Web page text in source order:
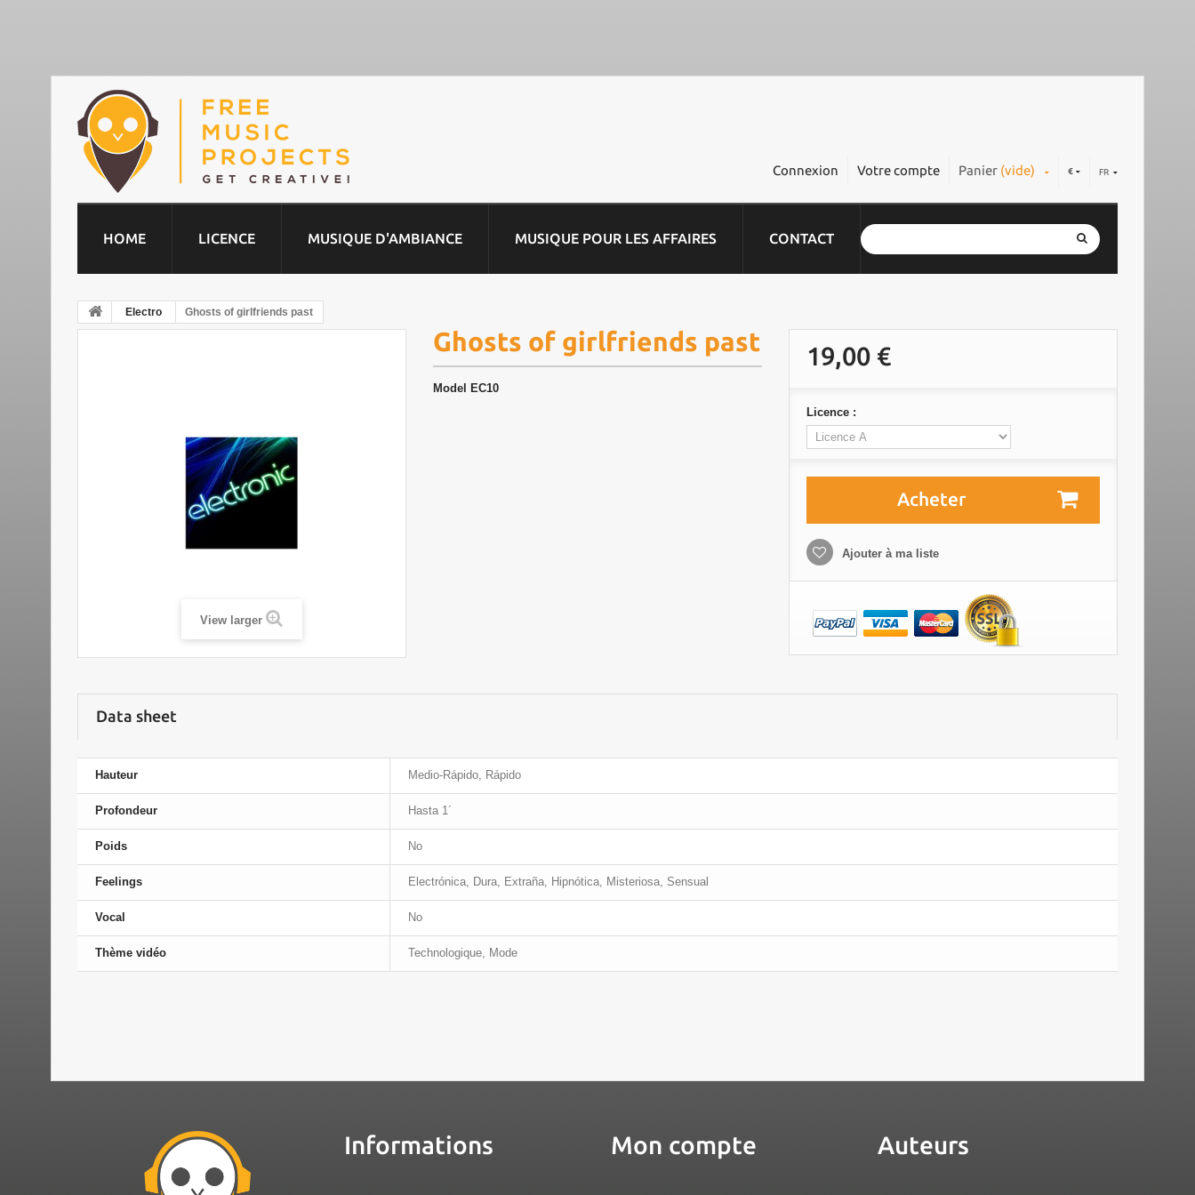
FR
€
Panier (vide)
Votre compte
Connexion
HOME LICENCE MUSIQUE D'AMBIANCE MUSIQUE POUR LES AFFAIRES CONTACT
Electro Ghosts of girlfriends past
View larger
Ghosts of girlfriends past
Model EC10
19,00 €
Licence :
Acheter
Ajouter à ma liste
Data sheet
Hauteur Medio-Rápido, Rápido
Profondeur Hasta 1´
Poids No
Feelings Electrónica, Dura, Extraña, Hipnótica, Misteriosa, Sensual
Vocal No
Thème vidéo Technologique, Mode
Informations Mon compte Auteurs